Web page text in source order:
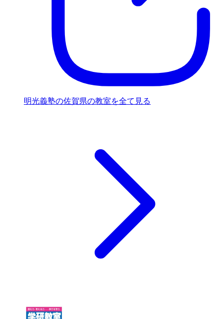
明光義塾の佐賀県の教室を全て見る